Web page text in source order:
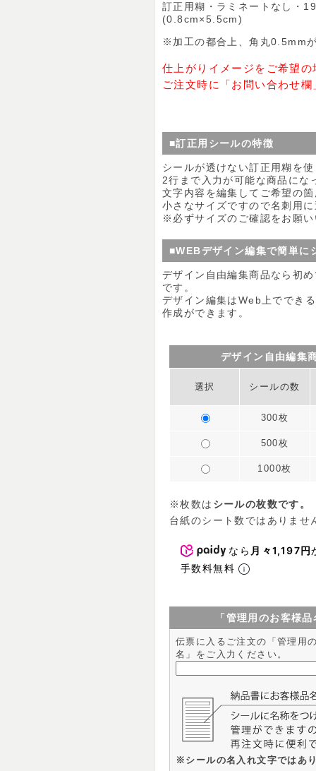
訂正用糊・ラミネートなし・
(0.8cm×5.5cm)
※加工の都合上、角丸0.5mm
仕上がりイメージをご希望の
ご注文時に「お問い合わせ
■訂正用シールの特徴
シールが透けない訂正用糊を
2行まで入力が可能な商品にな
文字内容を編集してご希望の
小さなサイズですので名刺用
※必ずサイズのご確認をお願
■WEBデザイン編集で簡単に
デザイン自由編集商品なら初
です。
デザイン編集はWeb上ででき
作成ができます。
デザイン自由編集
選択 シールの数
300枚
500枚
1000枚
※枚数は シールの枚数です。
台紙のシート数ではありませ
なら 月々1,197円
手数料無料
「管理用のお客様
伝票に入るご注文の「管理用
名」をご入力ください。
※シールの名入れ文字ではあ